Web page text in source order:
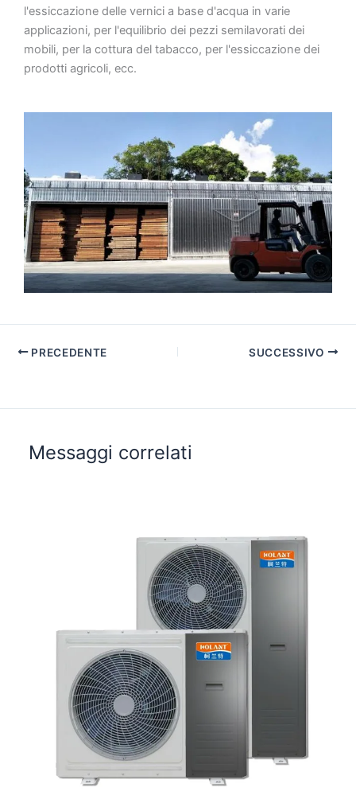
l'essiccazione delle vernici a base d'acqua in varie
applicazioni, per l'equilibrio dei pezzi semilavorati dei
mobili, per la cottura del tabacco, per l'essiccazione dei
prodotti agricoli, ecc.
PRECEDENTE SUCCESSIVO
Messaggi correlati